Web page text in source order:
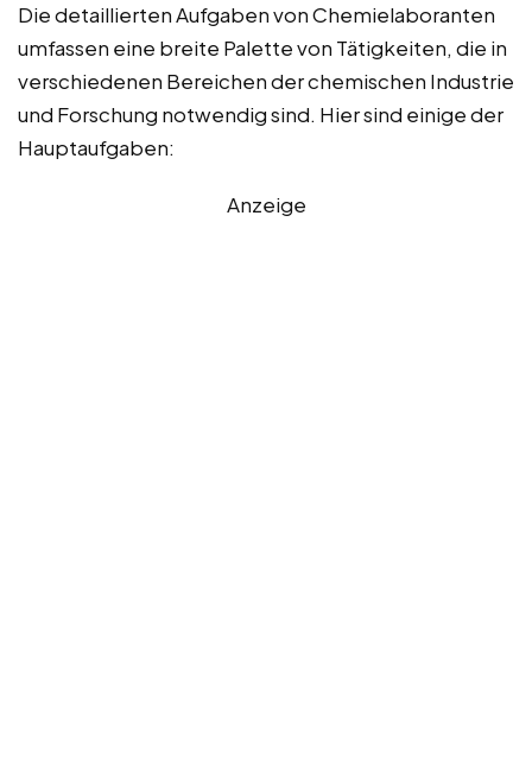
Die detaillierten Aufgaben von Chemielaboranten
umfassen eine breite Palette von Tätigkeiten, die in
verschiedenen Bereichen der chemischen Industrie
und Forschung notwendig sind. Hier sind einige der
Hauptaufgaben:
Anzeige